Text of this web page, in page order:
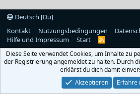
Deutsch [Du]
Kontakt
Nutzungsbedingungen
Hilfe und Impressum
Start
R
S
Diese Seite verwendet Cookies, um Inhalte zu
der Registrierung angemeldet zu halten. Durch
erklärst du dich damit
Akzeptieren
Erfahre